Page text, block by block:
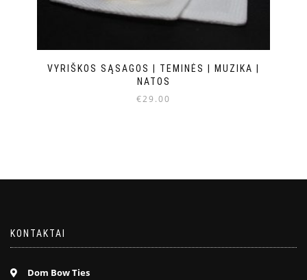
VYRIŠKOS SĄSAGOS | TEMINĖS | MUZIKA |
NATOS
€29.00
KONTAKTAI
Dom Bow Ties